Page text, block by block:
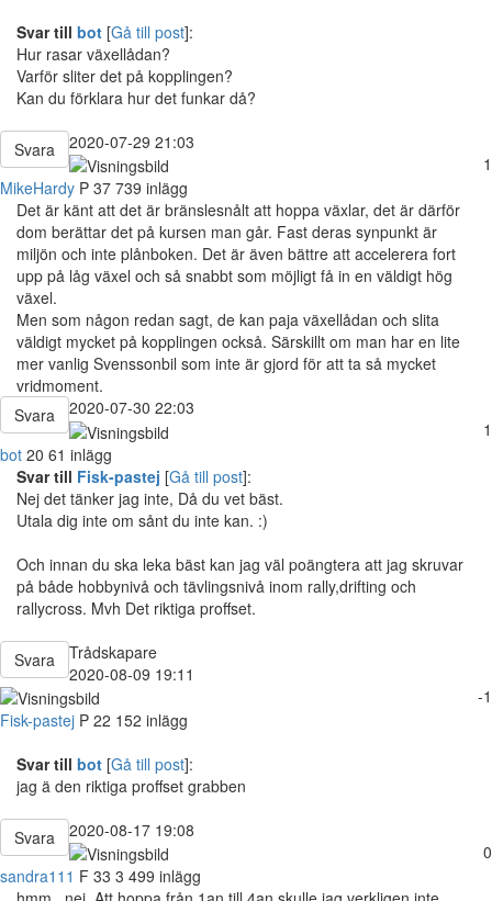
Svar till bot [Gå till post]:
Hur rasar växellådan?
Varför sliter det på kopplingen?
Kan du förklara hur det funkar då?
Svara
2020-07-29 21:03
1
MikeHardy P 37 739 inlägg
Det är känt att det är bränslesnålt att hoppa växlar, det är därför
dom berättar det på kursen man går. Fast deras synpunkt är
miljön och inte plånboken. Det är även bättre att accelerera fort
upp på låg växel och så snabbt som möjligt få in en väldigt hög
växel.
Men som någon redan sagt, de kan paja växellådan och slita
väldigt mycket på kopplingen också. Särskillt om man har en lite
mer vanlig Svenssonbil som inte är gjord för att ta så mycket
vridmoment.
Svara
2020-07-30 22:03
1
bot 20 61 inlägg
Svar till Fisk-pastej [Gå till post]:
Nej det tänker jag inte, Då du vet bäst.
Utala dig inte om sånt du inte kan. :)
Och innan du ska leka bäst kan jag väl poängtera att jag skruvar
på både hobbynivå och tävlingsnivå inom rally,drifting och
rallycross. Mvh Det riktiga proffset.
Svara
Trådskapare
2020-08-09 19:11
-1
Fisk-pastej P 22 152 inlägg
Svar till bot [Gå till post]:
jag ä den riktiga proffset grabben
Svara
2020-08-17 19:08
0
sandra111 F 33 3 499 inlägg